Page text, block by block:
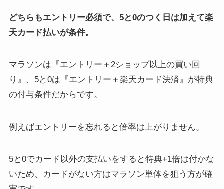
どちらもエントリー必須で、5と0のつく日は加えて楽
天カード払いが条件。
マラソンは『エントリー＋2ショップ以上の買い回
り』、5と0は『エントリー＋楽天カード決済』が特典
の付与条件だからです。
例えばエントリーを忘れると倍率は上がりません。
5と0でカード以外の支払いをすると特典+1倍は付かな
いため、カードがない方はマラソン単体を狙う方が確